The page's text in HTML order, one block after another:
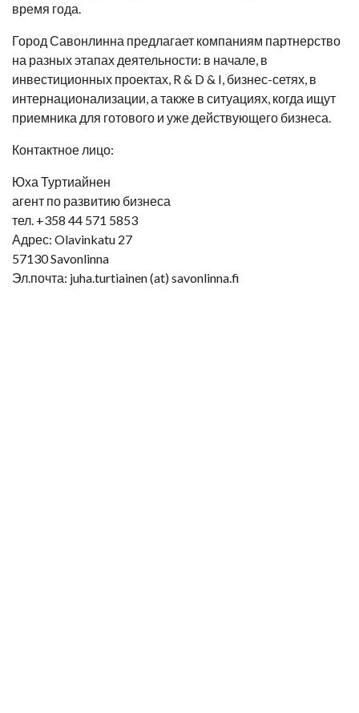
время года.
Город Савонлинна предлагает компаниям партнерство
на разных этапах деятельности: в начале, в
инвестиционных проектах, R & D & I, бизнес-сетях, в
интернационализации, а также в ситуациях, когда ищут
приемника для готового и уже действующего бизнеса.
Контактное лицо:
Юха Туртиайнен
агент по развитию бизнеса
тел. +358 44 571 5853
Адрес: Olavinkatu 27
57130 Savonlinna
Эл.почта: juha.turtiainen(at)savonlinna.f